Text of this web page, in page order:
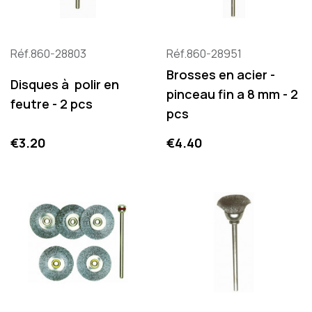
Réf.860-28803
Disques à polir en
feutre - 2 pcs
Price
€3.20
Réf.860-28951
Brosses en acier -
pinceau fin a 8 mm - 2
pcs
Price
€4.40